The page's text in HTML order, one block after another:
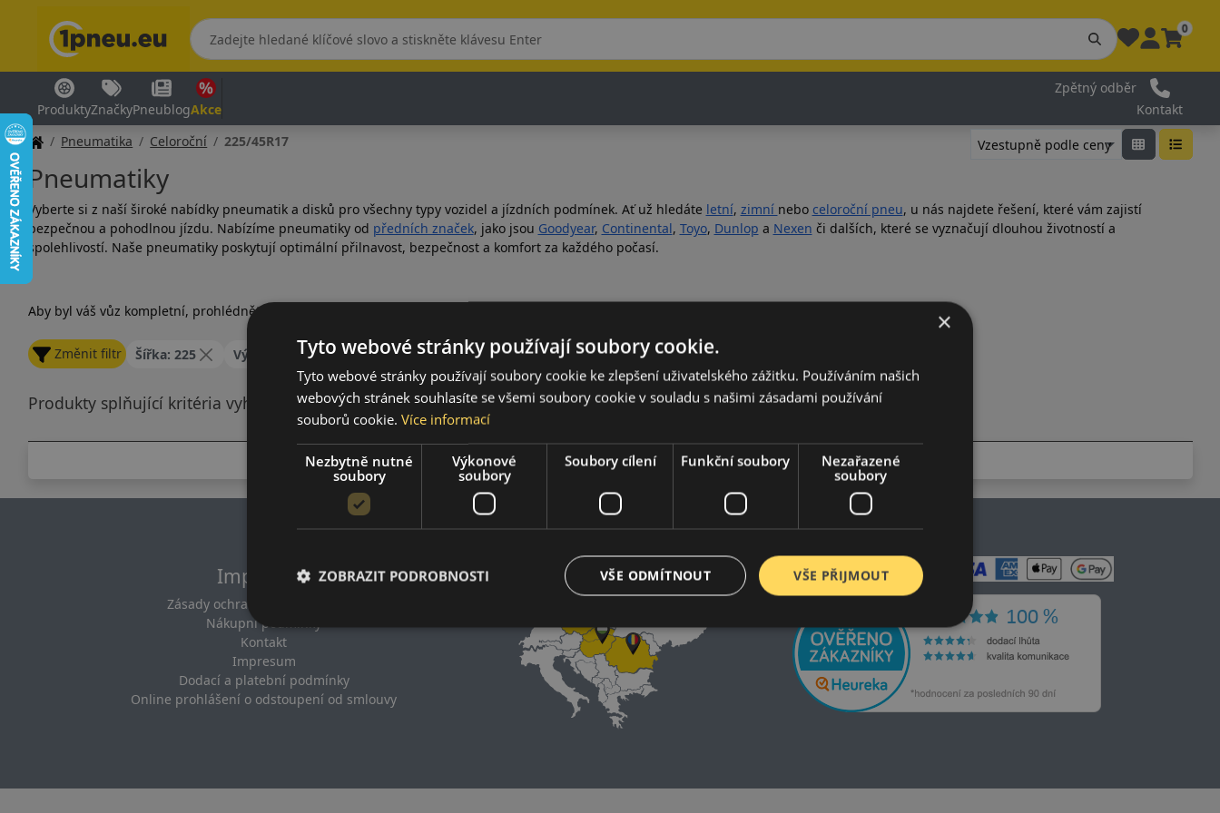
0
ProduktyZnačkyPneublogAkce
Zpětný odběr
Kontakt
Pneumatika
Celoroční 225/45R17
Pneumatiky
Vyberte si z naší široké nabídky pneumatik a disků pro všechny typy vozidel a jízdních podmínek. Ať už hledáte letní, zimní nebo celoroční pneu, u nás najdete řešení, které vám zajistí
bezpečnou a pohodlnou jízdu. Nabízíme pneumatiky od předních značek, jako jsou Goodyear, Continental, Toyo, Dunlop a Nexen či dalších, které se vyznačují dlouhou životností a
spolehlivostí. Naše pneumatiky poskytují optimální přilnavost, bezpečnost a komfort za každého počasí.
Aby byl váš vůz kompletní, prohlédněte si také naši nabídku
Změnit filtr Šířka: 225 Výška: 45 Průměr: 17 Osobní vozidlo Celoroční Akční produkty
Produkty splňující kritéria vyhledávání nejsou zahrnuty v naší nabídce
Impresum
Zásady ochrany osobních údajů
Nákupní podmínky
Kontakt
Impresum
Dodací a platební podmínky
Online prohlášení o odstoupení od smlouvy
×
Tyto webové stránky používají soubory cookie.
Tyto webové stránky používají soubory cookie ke zlepšení uživatelského zážitku. Používáním našich
webových stránek souhlasíte se všemi soubory cookie v souladu s našimi zásadami používání
souborů cookie. Více informací
Nezbytně nutné
soubory
Výkonové
soubory
Soubory cílení Funkční soubory
Nezařazené
soubory
VŠE PŘIJMOUT
VŠE ODMÍTNOUT
ZOBRAZIT PODROBNOSTI